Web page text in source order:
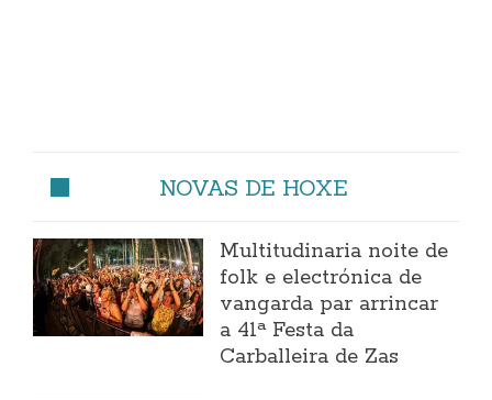
NOVAS DE HOXE
Multitudinaria noite de
folk e electrónica de
vangarda par arrincar
a 41ª Festa da
Carballeira de Zas